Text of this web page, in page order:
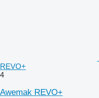
REVO+
4
Awemak REVO+